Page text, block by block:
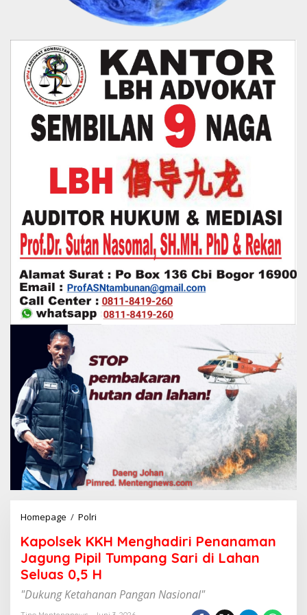
Homepage / Polri
p
o
l
s
e
Kapolsek KKH Menghadiri Penanaman
Jagung Pipil Tumpang Sari di Lahan
Seluas 0,5 H
"Dukung Ketahanan Pangan Nasional"